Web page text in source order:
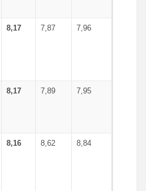
8,17 7,87 7,96
8,17 7,89 7,95
8,16 8,62 8,84